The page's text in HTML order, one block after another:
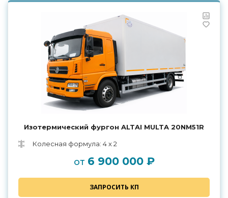
Изотермический фургон ALTAI MULTA 20NM51R
Колесная формула: 4 х 2
от 6 900 000 ₽
ЗАПРОСИТЬ КП